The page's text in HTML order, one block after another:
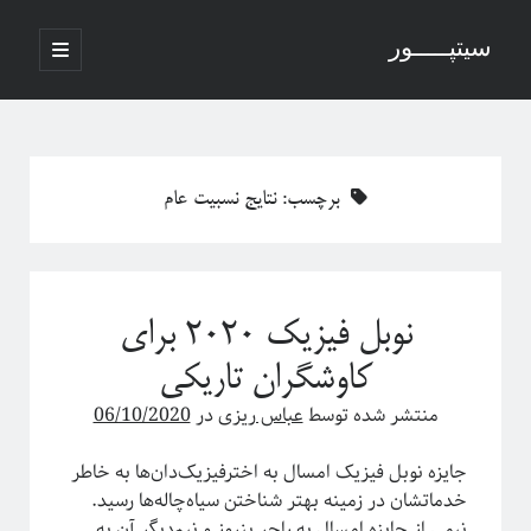
سیتپـــــور
باز
کردن
اصلی
نوار
درباره سامانه‌های پیچیده
منظور ما از پدیدارگی یا امرجنس در سیستم‌های پیچیده چیه؟
فلسفه ترکیب یا فرایند مکانیکی خلق یک اثر هنری
پاره شدن نخ‌های واسطه بین چند جرم آویزان
آخرین دیدگاه‌ها
برچسب:نتایج نسبیت عام
نوبل فیزیک ۲۰۲۰ برای
کاوشگران تاریکی
منتشر شده توسطعباس ریزیدر06/10/2020
جایزه نوبل فیزیک امسال به اخترفیزیک‌دان‌ها به خاطر
خدماتشان در زمینه بهتر شناختن سیاه‌چاله‌ها رسید.